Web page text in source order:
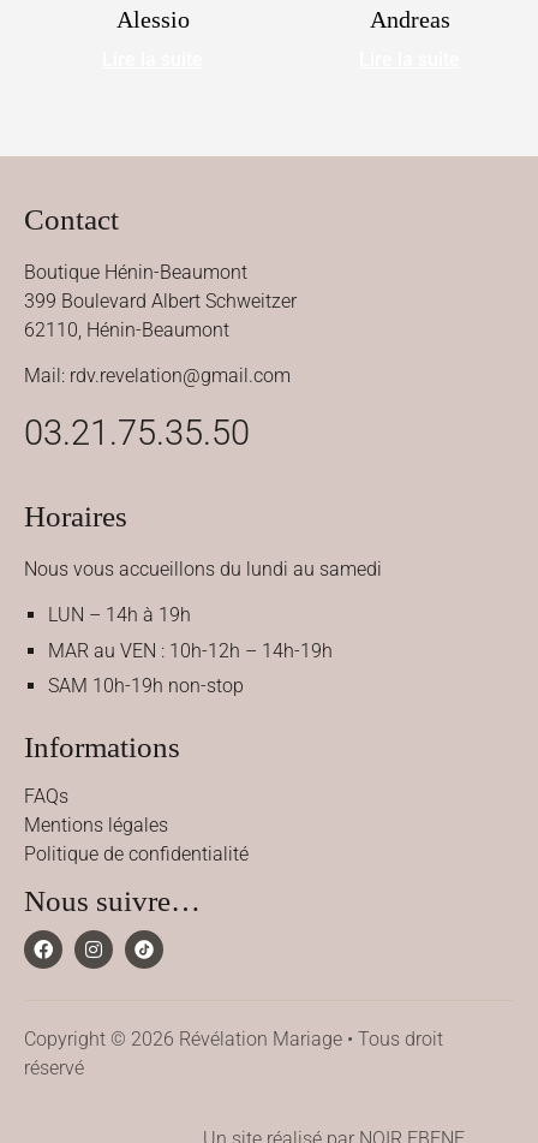
Alessio Andreas
Contact
Boutique Hénin-Beaumont
399 Boulevard Albert Schweitzer
62110, Hénin-Beaumont
Mail: rdv.revelation@gmail.com
03.21.75.35.50
Horaires
Nous vous accueillons du lundi au samedi
LUN – 14h à 19h
MAR au VEN : 10h-12h – 14h-19h
SAM 10h-19h non-stop
Informations
FAQs
Mentions légales
Politique de confidentialité
Nous suivre…
Copyright © 2026 Révélation Mariage • Tous droit
réservé